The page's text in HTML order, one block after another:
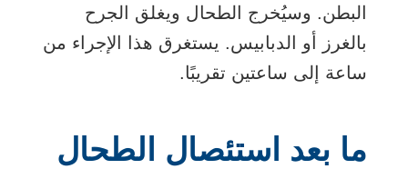
البطن. وسيُخرج الطحال ويغلق الجرح
بالغرز أو الدبابيس. يستغرق هذا الإجراء من
ساعة إلى ساعتين تقريبًا.
ما بعد استئصال الطحال